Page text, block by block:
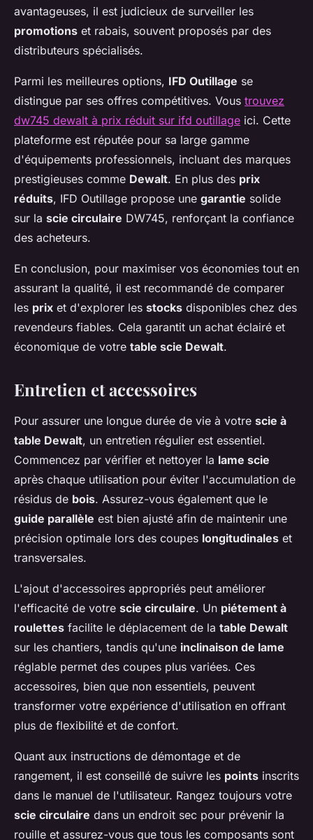
avantageuses, il est judicieux de surveiller les
promotions et rabais, souvent proposés par des
distributeurs spécialisés.
Parmi les meilleures options, IFD Outillage se
distingue par ses offres compétitives. Vous trouvez
dw745 dewalt à prix réduit sur ifd outillage ici. Cette
plateforme est réputée pour sa large gamme
d'équipements professionnels, incluant des marques
prestigieuses comme Dewalt. En plus des prix
réduits, IFD Outillage propose une garantie solide
sur la scie circulaire DW745, renforçant la confiance
des acheteurs.
En conclusion, pour maximiser vos économies tout en
assurant la qualité, il est recommandé de comparer
les prix et d'explorer les stocks disponibles chez des
revendeurs fiables. Cela garantit un achat éclairé et
économique de votre table scie Dewalt.
Entretien et accessoires
Pour assurer une longue durée de vie à votre scie à
table Dewalt, un entretien régulier est essentiel.
Commencez par vérifier et nettoyer la lame scie
après chaque utilisation pour éviter l'accumulation de
résidus de bois. Assurez-vous également que le
guide parallèle est bien ajusté afin de maintenir une
précision optimale lors des coupes longitudinales et
transversales.
L'ajout d'accessoires appropriés peut améliorer
l'efficacité de votre scie circulaire. Un piétement à
roulettes facilite le déplacement de la table Dewalt
sur les chantiers, tandis qu'une inclinaison de lame
réglable permet des coupes plus variées. Ces
accessoires, bien que non essentiels, peuvent
transformer votre expérience d'utilisation en offrant
plus de flexibilité et de confort.
Quant aux instructions de démontage et de
rangement, il est conseillé de suivre les points inscrits
dans le manuel de l'utilisateur. Rangez toujours votre
scie circulaire dans un endroit sec pour prévenir la
rouille et assurez-vous que tous les composants sont